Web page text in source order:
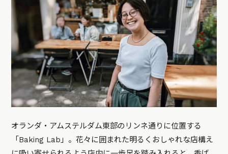
オランダ・アムステルダム東部のリンネ通りに位置する
「Baking Lab」。花々に囲まれた明るくおしゃれな店構え